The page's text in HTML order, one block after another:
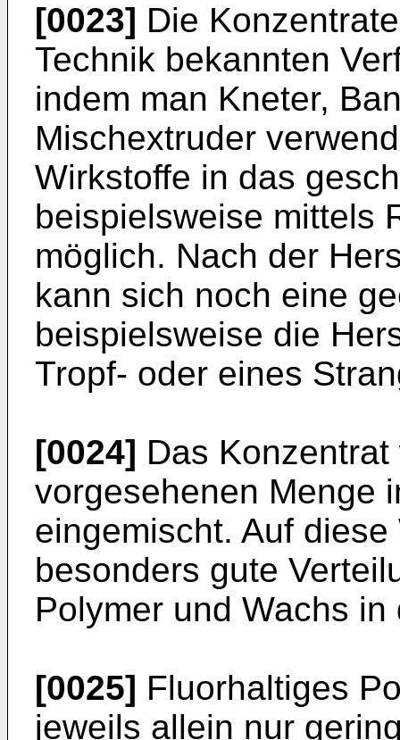
[0023] Die
Technik bekannten
indem man Kneter,
Mischextruder
Wirkstoffe in das
beispielsweise mittels
möglich. Nach der
kann sich noch eine
beispielsweise die
Tropf- oder eines
[0024] Das
vorgesehenen Menge
eingemischt. Auf
besonders gute
Polymer und Wachs
[0025] Fluorhaltiges
jeweils allein nur